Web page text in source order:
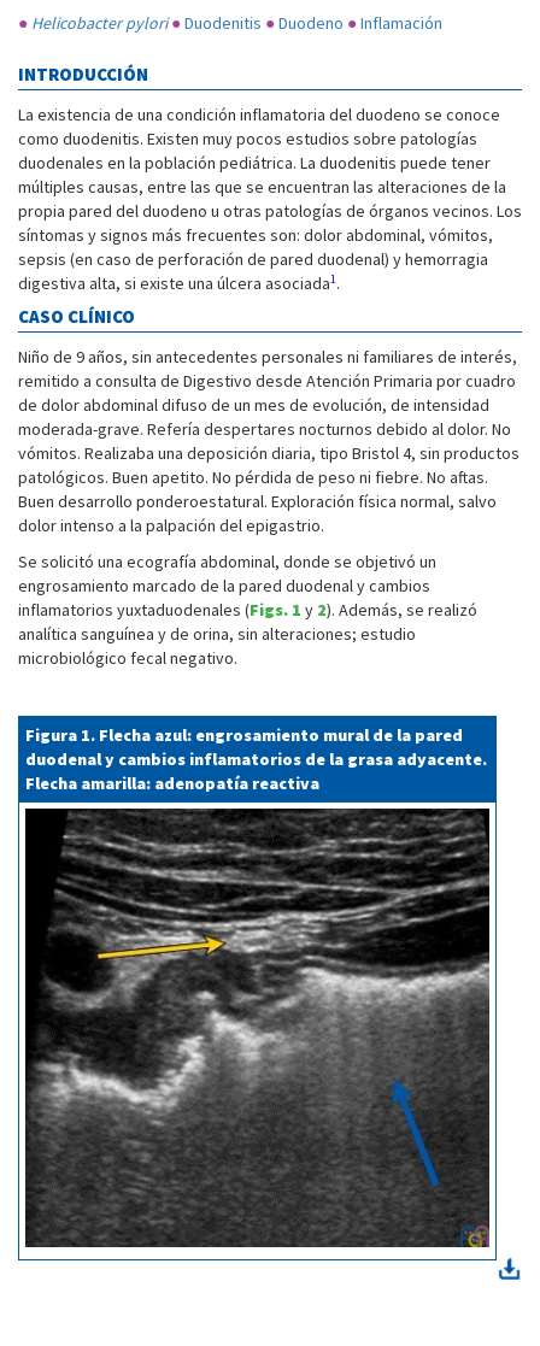
● Helicobacter pylori ●Duodenitis ●Duodeno ●Inflamación
INTRODUCCIÓN
La existencia de una condición inflamatoria del duodeno se conoce
como duodenitis. Existen muy pocos estudios sobre patologías
duodenales en la población pediátrica. La duodenitis puede tener
múltiples causas, entre las que se encuentran las alteraciones de la
propia pared del duodeno u otras patologías de órganos vecinos. Los
síntomas y signos más frecuentes son: dolor abdominal, vómitos,
sepsis (en caso de perforación de pared duodenal) y hemorragia
digestiva alta, si existe una úlcera asociada1.
CASO CLÍNICO
Niño de 9 años, sin antecedentes personales ni familiares de interés,
remitido a consulta de Digestivo desde Atención Primaria por cuadro
de dolor abdominal difuso de un mes de evolución, de intensidad
moderada-grave. Refería despertares nocturnos debido al dolor. No
vómitos. Realizaba una deposición diaria, tipo Bristol 4, sin productos
patológicos. Buen apetito. No pérdida de peso ni fiebre. No aftas.
Buen desarrollo ponderoestatural. Exploración física normal, salvo
dolor intenso a la palpación del epigastrio.
Se solicitó una ecografía abdominal, donde se objetivó un
engrosamiento marcado de la pared duodenal y cambios
inflamatorios yuxtaduodenales (Figs. 1 y 2). Además, se realizó
analítica sanguínea y de orina, sin alteraciones; estudio
microbiológico fecal negativo.
Figura 1. Flecha azul: engrosamiento mural de la pared
duodenal y cambios inflamatorios de la grasa adyacente.
Flecha amarilla: adenopatía reactiva